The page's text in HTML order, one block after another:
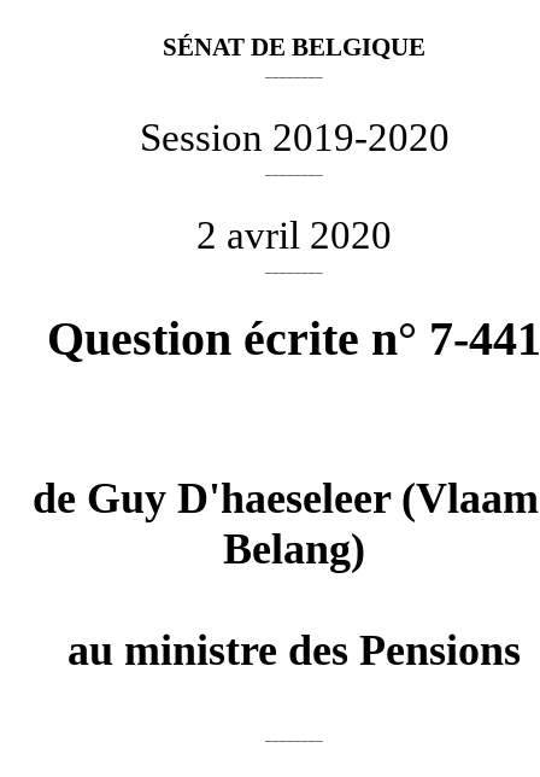
SÉNAT DE BELGIQUE
Session 2019-2020
2 avril 2020
Question écrite n° 7-
de Guy D'haeseleer
Belang)
au ministre des Pensions